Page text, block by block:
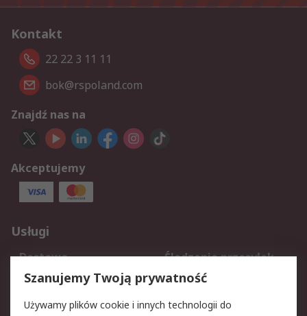
Kontakt
22 22 3 11 11
bok@rspoland.com
Znajdź nas na
Akceptujemy
Usługi
Dostawa
Śledzenie przesyłek
Reklamacje i zwroty
Rejestracja
Szanujemy Twoją prywatność
Używamy plików cookie i innych technologii do